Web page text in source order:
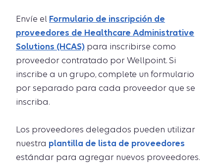
Envíe el Formulario de inscripción de
proveedores de Healthcare Administrative
Solutions (HCAS) para inscribirse como
proveedor contratado por Wellpoint. Si
inscribe a un grupo, complete un formulario
por separado para cada proveedor que se
inscriba.
Los proveedores delegados pueden utilizar
nuestra plantilla de lista de proveedores
estándar para agregar nuevos proveedores.